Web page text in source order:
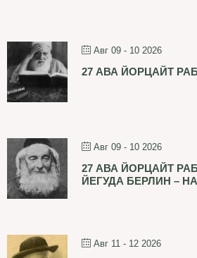
Авг 09 - 10 2026
27 АВА ЙОРЦАЙТ
Авг 09 - 10 2026
27 АВА ЙОРЦАЙТ
ЙЕГУДА БЕРЛИН –
Авг 11 - 12 2026